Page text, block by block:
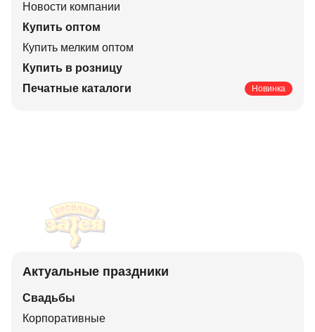
Новости компании
Купить оптом
Купить мелким оптом
Купить в розницу
Печатные каталоги
Новинка
Актуальные праздники
Свадьбы
Корпоративные